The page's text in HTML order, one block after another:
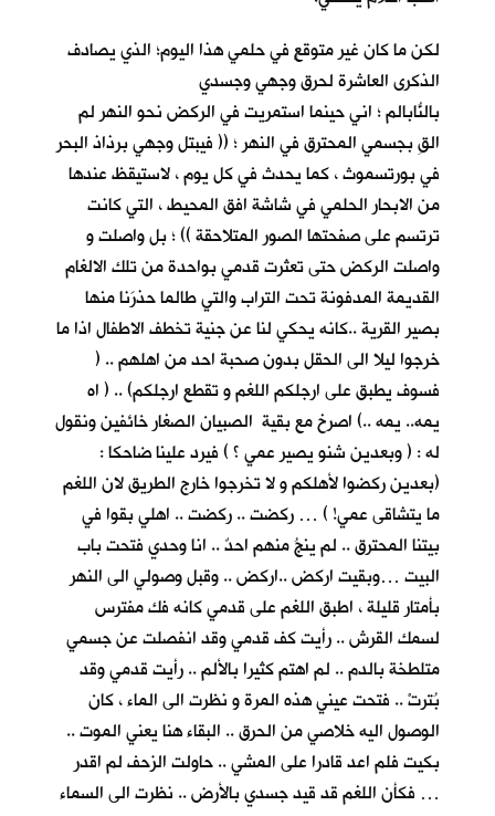
لكن ما كان غير متوقعٍ في حلمي هذا اليوم؛ الذي يصادف
الذكرى العاشرة لحرق وجهي وجسدي
بالنّابالم ؛ اني حينما استمريتُ في الركض نحو النهر لم
القِ بجسمي المحترق في النهر ؛ (( فيبتل وجهي برذاذ البحر
في بورتسموث ، كما يحدث في كل يوم ، لاستيقظ عندها
من الابحار الحلمي في شاشة افق المحيط ، التي كانت
ترتسم على صفحتها الصور المتلاحقة )) ؛ بل واصلت و
واصلت الركض حتى تعثرت قدمي بواحدة من تلك الالغام
القديمة المدفونة تحت التراب والتي طالما حذرَنا منها
بصير القرية ..كانه يحكي لنا عن جنية تخطف الاطفال اذا ما
خرجوا ليلا الى الحقل بدون صحبة احد من اهلهم .. (
فسوف يطبق على ارجلكم اللغم و تقطع ارجلكم) .. ( اه
يمه.. يمه ..) اصرخ مع بقية الصبيان الصغار خائفين ونقول
له : ( وبعدين شنو يصير عمي ؟ ) فيرد علينا ضاحكا :
(بعدين ركضوا لأهلكم و لا تخرجوا خارج الطريق لان اللغم
ما يتشاقى عمي! ) … ركضت .. ركضت .. اهلي بقوا في
بيتنا المحترق .. لم ينجُ منهم احدٌ .. انا وحدي فتحت باب
البيت …وبقيت اركض ..اركض .. وقبل وصولي الى النهر
بأمتار قليلة ، اطبق اللغم على قدمي كانه فك مفترس
لسمك القرش .. رأيت كف قدمي وقد انفصلت عن جسمي
متلطخة بالدم .. لم اهتم كثيرا بالألم .. رأيت قدمي وقد
بُترتْ .. فتحت عيني هذه المرة و نظرت الى الماء ، كان
الوصول اليه خلاصي من الحرق .. البقاء هنا يعني الموت ..
بكيت فلم اعد قادرا على المشي .. حاولت الزحف لم اقدر
… فكأن اللغم قد قيد جسدي بالأرض .. نظرت الى السماء